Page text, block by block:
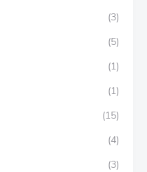
(3)
(5)
(1)
(1)
(15)
(4)
(3)